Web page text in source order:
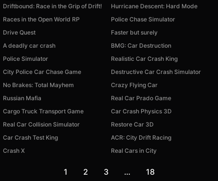
Driftbound: Race in the Grip of Drift!
Hurricane Descent: Hard Mode
Races in the Open World RP
Police Chase Simulator
Drive Quest
Faster but surely
A deadly car crash
BMG: Car Destruction
Police Simulator
Realistic Car Crash King
City Police Car Chase Game
Destructive Car Crash Simulator
No Brakes: Total Mayhem
Crazy Flying Car
Russian Mafia
Real Car Prado Game
Cargo Truck Transport Game
Car Crash Physics 3D
Real Car Collision Simulator
Restore Car 3D
Car Crash Test King
ACR: City Drift Racing
Crash X
Real Cars in City
1 2 3 … 18